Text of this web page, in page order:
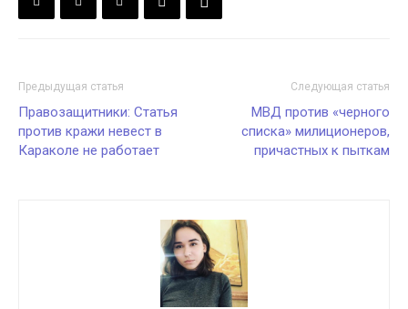
Предыдущая статья
Правозащитники: Статья
против кражи невест в
Караколе не работает
Следующая статья
МВД против «черного
списка» милиционеров,
причастных к пыткам